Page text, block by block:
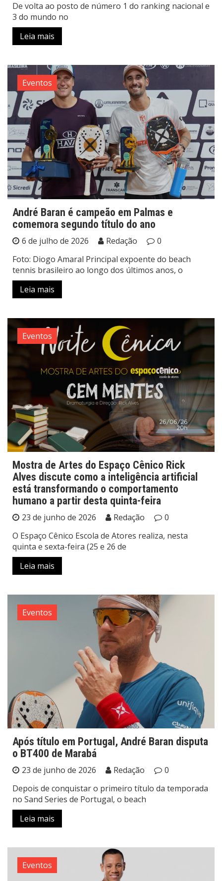
De volta ao posto de número 1 do ranking nacional e
3 do mundo no
Leia mais
Eventos
André Baran é campeão em Palmas e
comemora segundo título do ano
6 de julho de 2026 Redação
0
Foto: Diogo Amaral Principal expoente do beach
tennis brasileiro ao longo dos últimos anos, o
Leia mais
Eventos
Mostra de Artes do Espaço Cênico Rick
Alves discute como a inteligência artificial
está transformando o comportamento
humano a partir desta quinta-feira
23 de junho de 2026 Redação
0
O Espaço Cênico Escola de Atores realiza, nesta
quinta e sexta-feira (25 e 26 de
Leia mais
Eventos
Após título em Portugal, André Baran disputa
o BT400 de Marabá
23 de junho de 2026 Redação
0
Depois de conquistar o primeiro título da temporada
no Sand Series de Portugal, o beach
Leia mais
Eventos